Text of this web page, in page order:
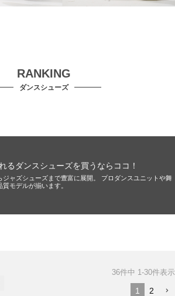
RANKING
ダンスシューズ
るダンスシューズを買うならココ！
ャズシューズまで豊富に展開。 プロダンスユニットや舞
モデルが揃います。
36件中 1 -30件表示
1 2